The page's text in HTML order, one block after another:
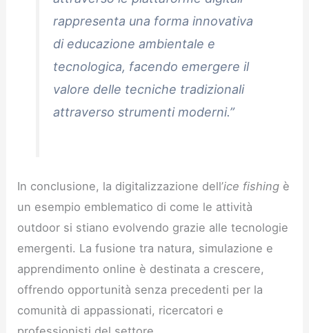
rappresenta una forma innovativa
di educazione ambientale e
tecnologica, facendo emergere il
valore delle tecniche tradizionali
attraverso strumenti moderni.”
In conclusione, la digitalizzazione dell’ice fishing è
un esempio emblematico di come le attività
outdoor si stiano evolvendo grazie alle tecnologie
emergenti. La fusione tra natura, simulazione e
apprendimento online è destinata a crescere,
offrendo opportunità senza precedenti per la
comunità di appassionati, ricercatori e